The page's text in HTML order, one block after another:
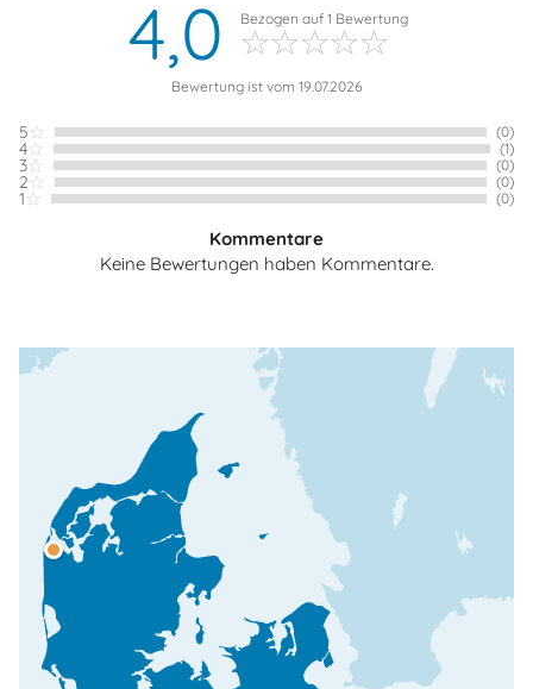
4,0 Bezogen auf 1 Bewertung
Bewertung ist vom 19.07.2026
5 (0)
4 (1)
3 (0)
2 (0)
1 (0)
Kommentare
Keine Bewertungen haben Kommentare.